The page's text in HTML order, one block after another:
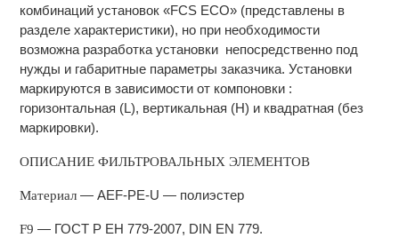
комбинаций установок «FCS ECO» (представлены в
разделе характеристики), но при необходимости
возможна разработка установки непосредственно под
нужды и габаритные параметры заказчика. Установки
маркируются в зависимости от компоновки :
горизонтальная (L), вертикальная (H) и квадратная (без
маркировки).
ОПИСАНИЕ ФИЛЬТРОВАЛЬНЫХ ЭЛЕМЕНТОВ
Материал — AEF-PE-U — полиэстер
F9 — ГОСТ Р ЕН 779-2007, DIN EN 779.